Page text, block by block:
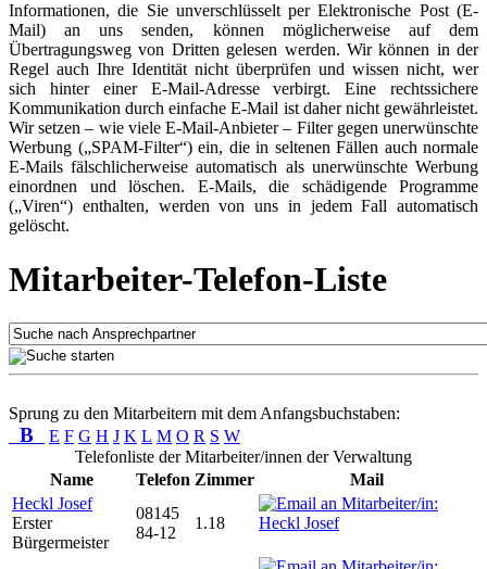
Informationen, die Sie unverschlüsselt per Elektronische Post (E-
Mail) an uns senden, können möglicherweise auf dem
Übertragungsweg von Dritten gelesen werden. Wir können in der
Regel auch Ihre Identität nicht überprüfen und wissen nicht, wer
sich hinter einer E-Mail-Adresse verbirgt. Eine rechtssichere
Kommunikation durch einfache E-Mail ist daher nicht gewährleistet.
Wir setzen – wie viele E-Mail-Anbieter – Filter gegen unerwünschte
Werbung („SPAM-Filter“) ein, die in seltenen Fällen auch normale
E-Mails fälschlicherweise automatisch als unerwünschte Werbung
einordnen und löschen. E-Mails, die schädigende Programme
(„Viren“) enthalten, werden von uns in jedem Fall automatisch
gelöscht.
Mitarbeiter-Telefon-Liste
Sprung zu den Mitarbeitern mit dem Anfangsbuchstaben:
B E F G H J K L M O R S W
Telefonliste der Mitarbeiter/innen der Verwaltung
Name
Telefon Zimmer
Mail
Heckl Josef
Erster
Bürgermeister
08145
84-12
1.18